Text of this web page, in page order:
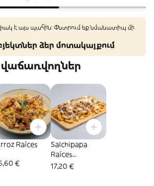
փակ է այս պահին: Փնտրում եք նմանատիպ մի
ձեր մոտակայքում
վաճառվողներ
Raíces
€
Salchipapa
Raíces
(Individual)
17,20 €